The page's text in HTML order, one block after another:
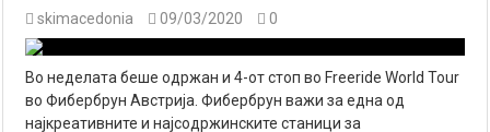
skimacedonia 09/03/2020 0
Во неделата беше одржан и 4-от стоп во Freeride World Tour
во Фибербрун Австрија. Фибербрун важи за една од
најкреативните и најсодржинските станици за